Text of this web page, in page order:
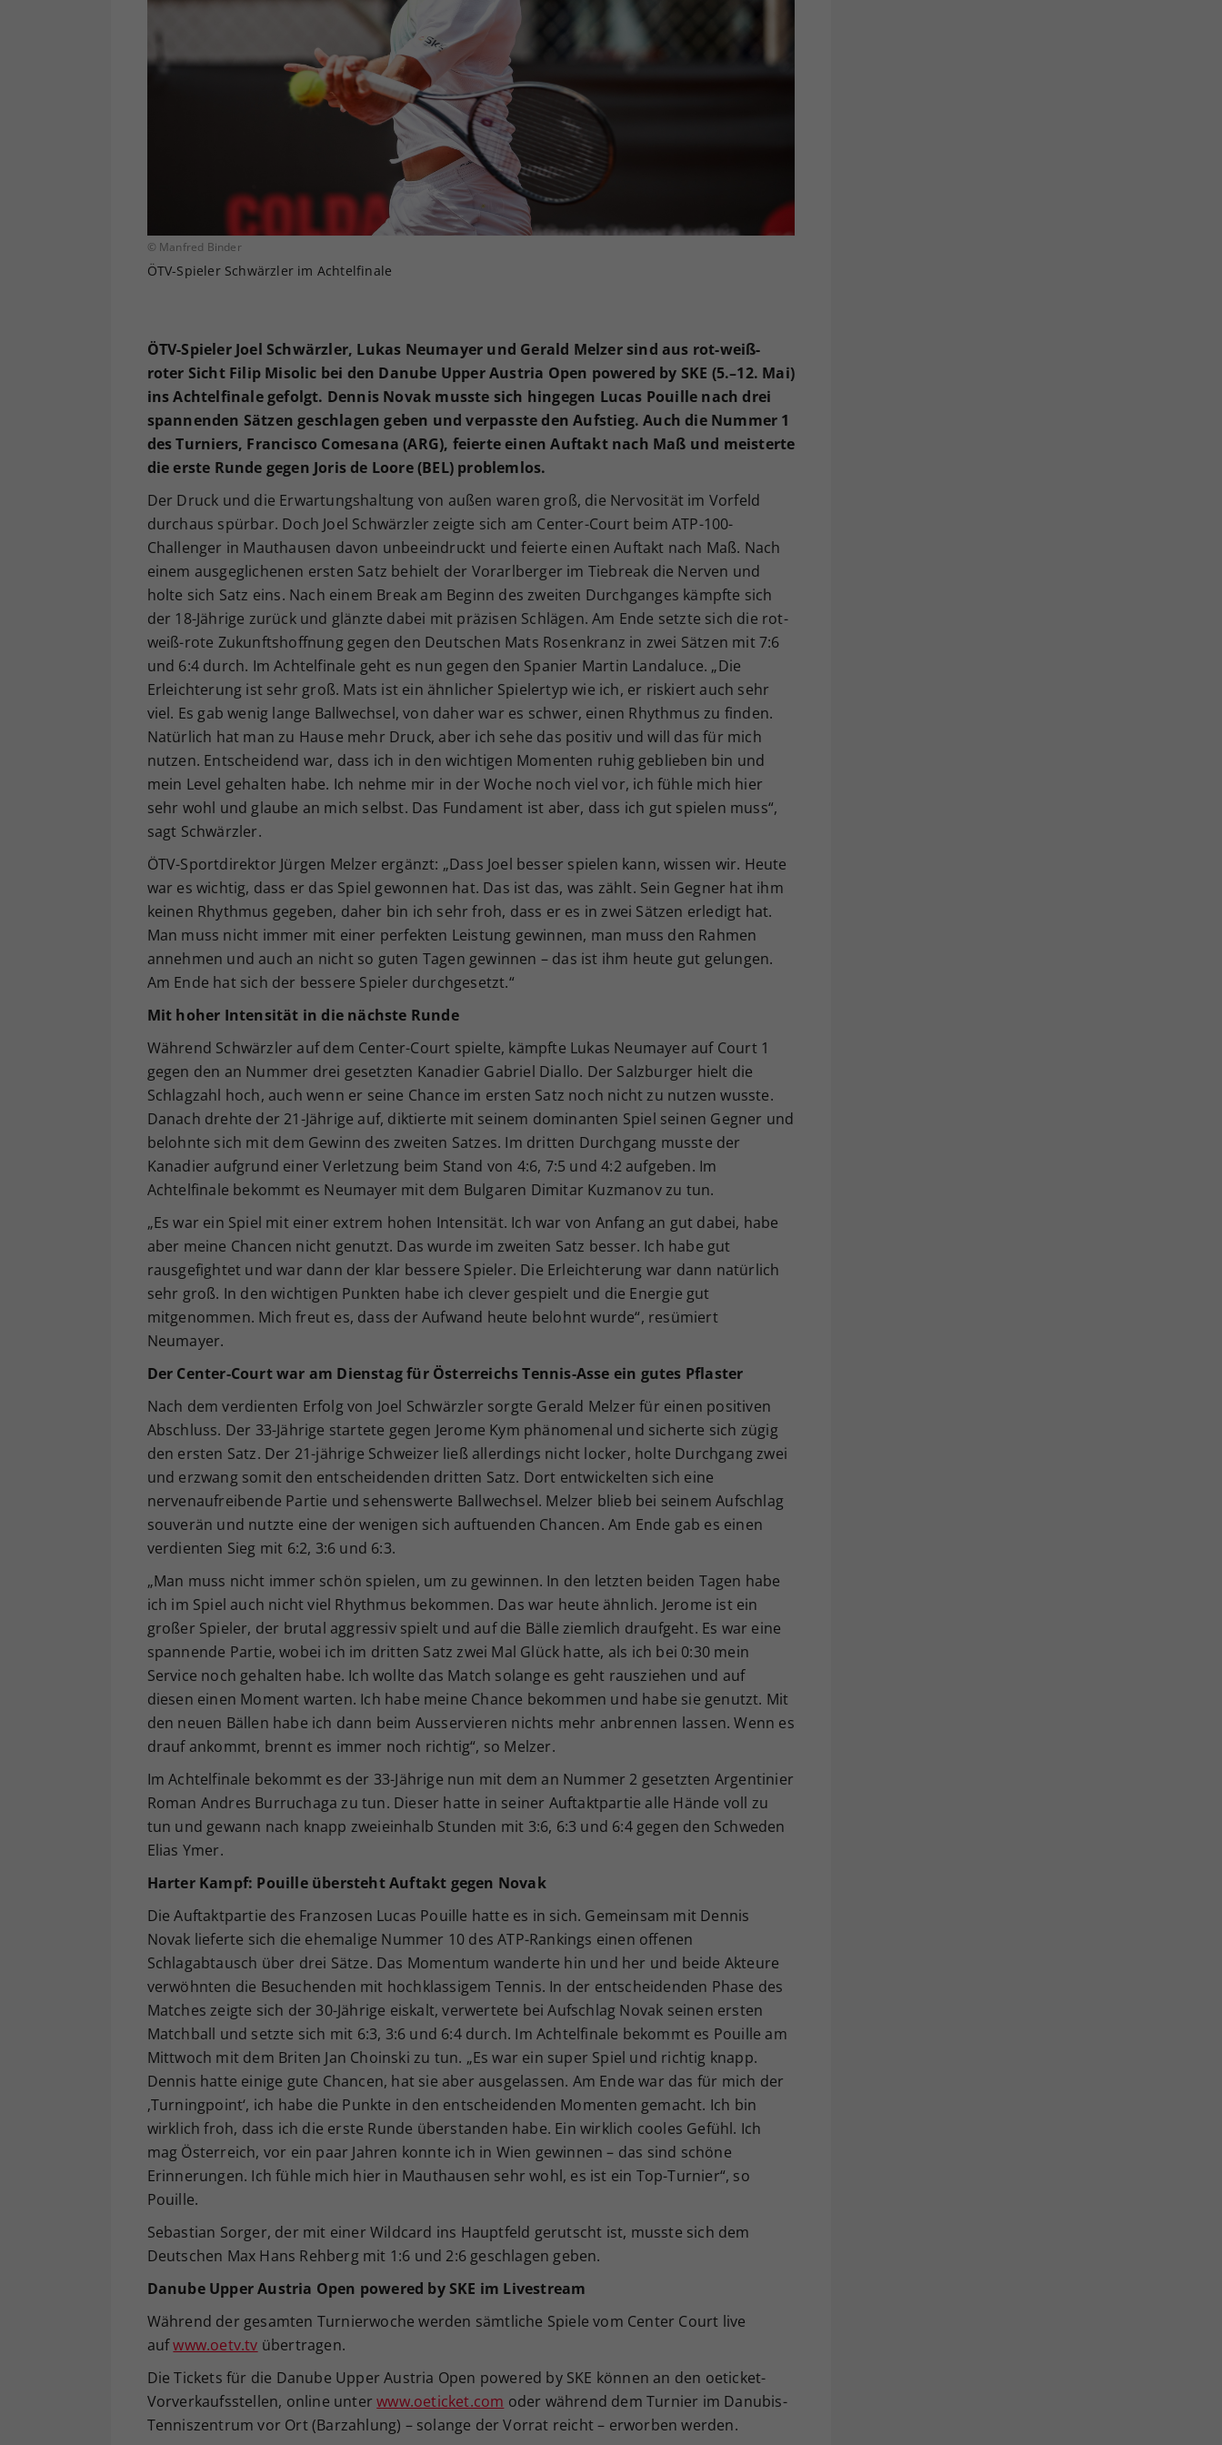
© Manfred Binder
ÖTV-Spieler Schwärzler im Achtelfinale
ÖTV-Spieler Joel Schwärzler, Lukas Neumayer und Gerald Melzer sind aus rot-weiß-
roter Sicht Filip Misolic bei den Danube Upper Austria Open powered by SKE (5.–12. Mai)
ins Achtelfinale gefolgt. Dennis Novak musste sich hingegen Lucas Pouille nach drei
spannenden Sätzen geschlagen geben und verpasste den Aufstieg. Auch die Nummer 1
des Turniers, Francisco Comesana (ARG), feierte einen Auftakt nach Maß und meisterte
die erste Runde gegen Joris de Loore (BEL) problemlos.
Der Druck und die Erwartungshaltung von außen waren groß, die Nervosität im Vorfeld
durchaus spürbar. Doch Joel Schwärzler zeigte sich am Center-Court beim ATP-100-
Challenger in Mauthausen davon unbeeindruckt und feierte einen Auftakt nach Maß. Nach
einem ausgeglichenen ersten Satz behielt der Vorarlberger im Tiebreak die Nerven und
holte sich Satz eins. Nach einem Break am Beginn des zweiten Durchganges kämpfte sich
der 18-Jährige zurück und glänzte dabei mit präzisen Schlägen. Am Ende setzte sich die rot-
weiß-rote Zukunftshoffnung gegen den Deutschen Mats Rosenkranz in zwei Sätzen mit 7:6
und 6:4 durch. Im Achtelfinale geht es nun gegen den Spanier Martin Landaluce. „Die
Erleichterung ist sehr groß. Mats ist ein ähnlicher Spielertyp wie ich, er riskiert auch sehr
viel. Es gab wenig lange Ballwechsel, von daher war es schwer, einen Rhythmus zu finden.
Natürlich hat man zu Hause mehr Druck, aber ich sehe das positiv und will das für mich
nutzen. Entscheidend war, dass ich in den wichtigen Momenten ruhig geblieben bin und
mein Level gehalten habe. Ich nehme mir in der Woche noch viel vor, ich fühle mich hier
sehr wohl und glaube an mich selbst. Das Fundament ist aber, dass ich gut spielen muss“,
sagt Schwärzler.
ÖTV-Sportdirektor Jürgen Melzer ergänzt: „Dass Joel besser spielen kann, wissen wir. Heute
war es wichtig, dass er das Spiel gewonnen hat. Das ist das, was zählt. Sein Gegner hat ihm
keinen Rhythmus gegeben, daher bin ich sehr froh, dass er es in zwei Sätzen erledigt hat.
Man muss nicht immer mit einer perfekten Leistung gewinnen, man muss den Rahmen
annehmen und auch an nicht so guten Tagen gewinnen – das ist ihm heute gut gelungen.
Am Ende hat sich der bessere Spieler durchgesetzt.“
Mit hoher Intensität in die nächste Runde
Während Schwärzler auf dem Center-Court spielte, kämpfte Lukas Neumayer auf Court 1
gegen den an Nummer drei gesetzten Kanadier Gabriel Diallo. Der Salzburger hielt die
Schlagzahl hoch, auch wenn er seine Chance im ersten Satz noch nicht zu nutzen wusste.
Danach drehte der 21-Jährige auf, diktierte mit seinem dominanten Spiel seinen Gegner und
belohnte sich mit dem Gewinn des zweiten Satzes. Im dritten Durchgang musste der
Kanadier aufgrund einer Verletzung beim Stand von 4:6, 7:5 und 4:2 aufgeben. Im
Achtelfinale bekommt es Neumayer mit dem Bulgaren Dimitar Kuzmanov zu tun.
„Es war ein Spiel mit einer extrem hohen Intensität. Ich war von Anfang an gut dabei, habe
aber meine Chancen nicht genutzt. Das wurde im zweiten Satz besser. Ich habe gut
rausgefightet und war dann der klar bessere Spieler. Die Erleichterung war dann natürlich
sehr groß. In den wichtigen Punkten habe ich clever gespielt und die Energie gut
mitgenommen. Mich freut es, dass der Aufwand heute belohnt wurde“, resümiert
Neumayer.
Der Center-Court war am Dienstag für Österreichs Tennis-Asse ein gutes Pflaster
Nach dem verdienten Erfolg von Joel Schwärzler sorgte Gerald Melzer für einen positiven
Abschluss. Der 33-Jährige startete gegen Jerome Kym phänomenal und sicherte sich zügig
den ersten Satz. Der 21-jährige Schweizer ließ allerdings nicht locker, holte Durchgang zwei
und erzwang somit den entscheidenden dritten Satz. Dort entwickelten sich eine
nervenaufreibende Partie und sehenswerte Ballwechsel. Melzer blieb bei seinem Aufschlag
souverän und nutzte eine der wenigen sich auftuenden Chancen. Am Ende gab es einen
verdienten Sieg mit 6:2, 3:6 und 6:3.
„Man muss nicht immer schön spielen, um zu gewinnen. In den letzten beiden Tagen habe
ich im Spiel auch nicht viel Rhythmus bekommen. Das war heute ähnlich. Jerome ist ein
großer Spieler, der brutal aggressiv spielt und auf die Bälle ziemlich draufgeht. Es war eine
spannende Partie, wobei ich im dritten Satz zwei Mal Glück hatte, als ich bei 0:30 mein
Service noch gehalten habe. Ich wollte das Match solange es geht rausziehen und auf
diesen einen Moment warten. Ich habe meine Chance bekommen und habe sie genutzt. Mit
den neuen Bällen habe ich dann beim Ausservieren nichts mehr anbrennen lassen. Wenn es
drauf ankommt, brennt es immer noch richtig“, so Melzer.
Im Achtelfinale bekommt es der 33-Jährige nun mit dem an Nummer 2 gesetzten Argentinier
Roman Andres Burruchaga zu tun. Dieser hatte in seiner Auftaktpartie alle Hände voll zu
tun und gewann nach knapp zweieinhalb Stunden mit 3:6, 6:3 und 6:4 gegen den Schweden
Elias Ymer.
Harter Kampf: Pouille übersteht Auftakt gegen Novak
Die Auftaktpartie des Franzosen Lucas Pouille hatte es in sich. Gemeinsam mit Dennis
Novak lieferte sich die ehemalige Nummer 10 des ATP-Rankings einen offenen
Schlagabtausch über drei Sätze. Das Momentum wanderte hin und her und beide Akteure
verwöhnten die Besuchenden mit hochklassigem Tennis. In der entscheidenden Phase des
Matches zeigte sich der 30-Jährige eiskalt, verwertete bei Aufschlag Novak seinen ersten
Matchball und setzte sich mit 6:3, 3:6 und 6:4 durch. Im Achtelfinale bekommt es Pouille am
Mittwoch mit dem Briten Jan Choinski zu tun. „Es war ein super Spiel und richtig knapp.
Dennis hatte einige gute Chancen, hat sie aber ausgelassen. Am Ende war das für mich der
‚Turningpoint‘, ich habe die Punkte in den entscheidenden Momenten gemacht. Ich bin
wirklich froh, dass ich die erste Runde überstanden habe. Ein wirklich cooles Gefühl. Ich
mag Österreich, vor ein paar Jahren konnte ich in Wien gewinnen – das sind schöne
Erinnerungen. Ich fühle mich hier in Mauthausen sehr wohl, es ist ein Top-Turnier“, so
Pouille.
Sebastian Sorger, der mit einer Wildcard ins Hauptfeld gerutscht ist, musste sich dem
Deutschen Max Hans Rehberg mit 1:6 und 2:6 geschlagen geben.
Danube Upper Austria Open powered by SKE im Livestream
Während der gesamten Turnierwoche werden sämtliche Spiele vom Center Court live
aufwww.oetv.tv übertragen.
Die Tickets für die Danube Upper Austria Open powered by SKE können an den oeticket-
Vorverkaufsstellen, online unterwww.oeticket.com oder während dem Turnier im Danubis-
Tenniszentrum vor Ort (Barzahlung) – solange der Vorrat reicht – erworben werden.
Ihrer vorgenommen Einstellungen, falls der